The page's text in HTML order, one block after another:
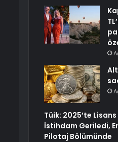
Tüik: 2025’te
İstihdam Geriledi,
Pilotaj Bölümünde